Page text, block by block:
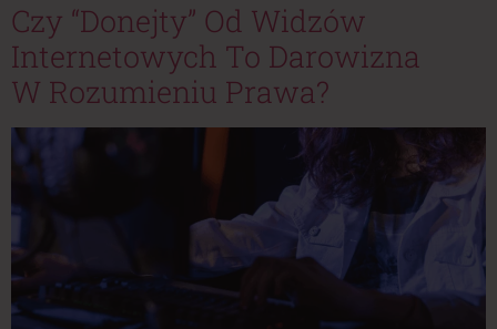
Czy “donejty” Od Widzów
Internetowych To Darowizna
W Rozumieniu Prawa?